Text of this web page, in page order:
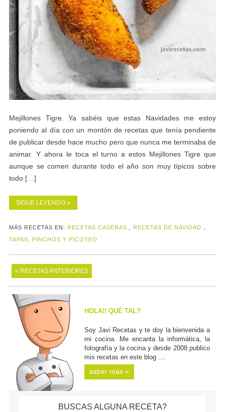
Mejillones Tigre. Ya sabéis que estas Navidades me estoy
poniendo al día con un montón de recetas que tenía pendiente
de publicar desde hace mucho pero que nunca me terminaba de
animar. Y ahora le toca el turno a estos Mejillones Tigre que
aunque se comen durante todo el año son muy típicos sobre
todo […]
SIGUE LEYENDO »
MÁS RECETAS EN: RECETAS CASERAS RECETAS DE NAVIDAD
TAPAS, PINCHOS Y PICOTEO
« RECETAS ANTERIORES
HOLA!! QUÉ TAL?
Soy Javi Recetas y te doy la bienvenida a
mi cocina. Me encanta la informática, la
fotografía y la cocina y desde 2008 publico
mis recetas en este blog ....
saber más »
BUSCAS ALGUNA RECETA?